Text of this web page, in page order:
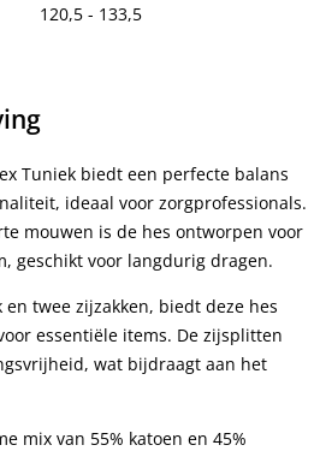
120,5 - 133,5
Tuniek biedt een perfecte balans
ideaal voor zorgprofessionals.
mouwen is de hes ontworpen voor
geschikt voor langdurig dragen.
twee zijzakken, biedt deze hes
essentiële items. De zijsplitten
wat bijdraagt aan het
mix van 55% katoen en 45%